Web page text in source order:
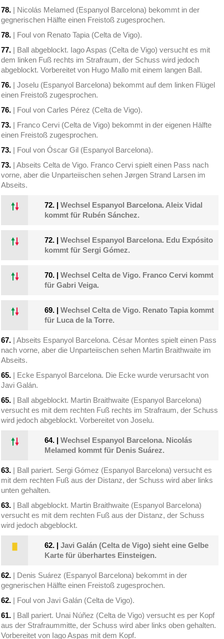
78. | Nicolás Melamed (Espanyol Barcelona) bekommt in der
gegnerischen Hälfte einen Freistoß zugesprochen.
78. | Foul von Renato Tapia (Celta de Vigo).
77. | Ball abgeblockt. Iago Aspas (Celta de Vigo) versucht es mit
dem linken Fuß rechts im Strafraum, der Schuss wird jedoch
abgeblockt. Vorbereitet von Hugo Mallo mit einem langen Ball.
76. | Joselu (Espanyol Barcelona) bekommt auf dem linken Flügel
einen Freistoß zugesprochen.
76. | Foul von Carles Pérez (Celta de Vigo).
73. | Franco Cervi (Celta de Vigo) bekommt in der eigenen Hälfte
einen Freistoß zugesprochen.
73. | Foul von Óscar Gil (Espanyol Barcelona).
73. | Abseits Celta de Vigo. Franco Cervi spielt einen Pass nach
vorne, aber die Unparteiischen sehen Jørgen Strand Larsen im
Abseits.
72. |Wechsel Espanyol Barcelona. Aleix Vidal
kommt für Rubén Sánchez.
72. |Wechsel Espanyol Barcelona. Edu Expósito
kommt für Sergi Gómez.
70. |Wechsel Celta de Vigo. Franco Cervi kommt
für Gabri Veiga.
69. |Wechsel Celta de Vigo. Renato Tapia kommt
für Luca de la Torre.
67. | Abseits Espanyol Barcelona. César Montes spielt einen Pass
nach vorne, aber die Unparteiischen sehen Martin Braithwaite im
Abseits.
65. | Ecke Espanyol Barcelona. Die Ecke wurde verursacht von
Javi Galán.
65. | Ball abgeblockt. Martin Braithwaite (Espanyol Barcelona)
versucht es mit dem rechten Fuß rechts im Strafraum, der Schuss
wird jedoch abgeblockt. Vorbereitet von Joselu.
64. |Wechsel Espanyol Barcelona. Nicolás
Melamed kommt für Denis Suárez.
63. | Ball pariert. Sergi Gómez (Espanyol Barcelona) versucht es
mit dem rechten Fuß aus der Distanz, der Schuss wird aber links
unten gehalten.
63. | Ball abgeblockt. Martin Braithwaite (Espanyol Barcelona)
versucht es mit dem rechten Fuß aus der Distanz, der Schuss
wird jedoch abgeblockt.
62. |Javi Galán (Celta de Vigo) sieht eine Gelbe
Karte für überhartes Einsteigen.
62. | Denis Suárez (Espanyol Barcelona) bekommt in der
gegnerischen Hälfte einen Freistoß zugesprochen.
62. | Foul von Javi Galán (Celta de Vigo).
61. | Ball pariert. Unai Núñez (Celta de Vigo) versucht es per Kopf
aus der Strafraummitte, der Schuss wird aber links oben gehalten.
Vorbereitet von Iago Aspas mit dem Kopf.